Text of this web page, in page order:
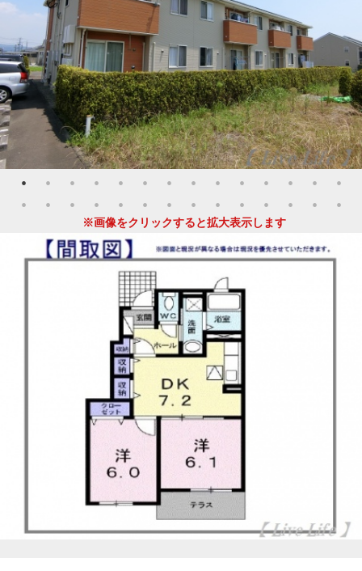
※画像をクリックすると拡大表示します